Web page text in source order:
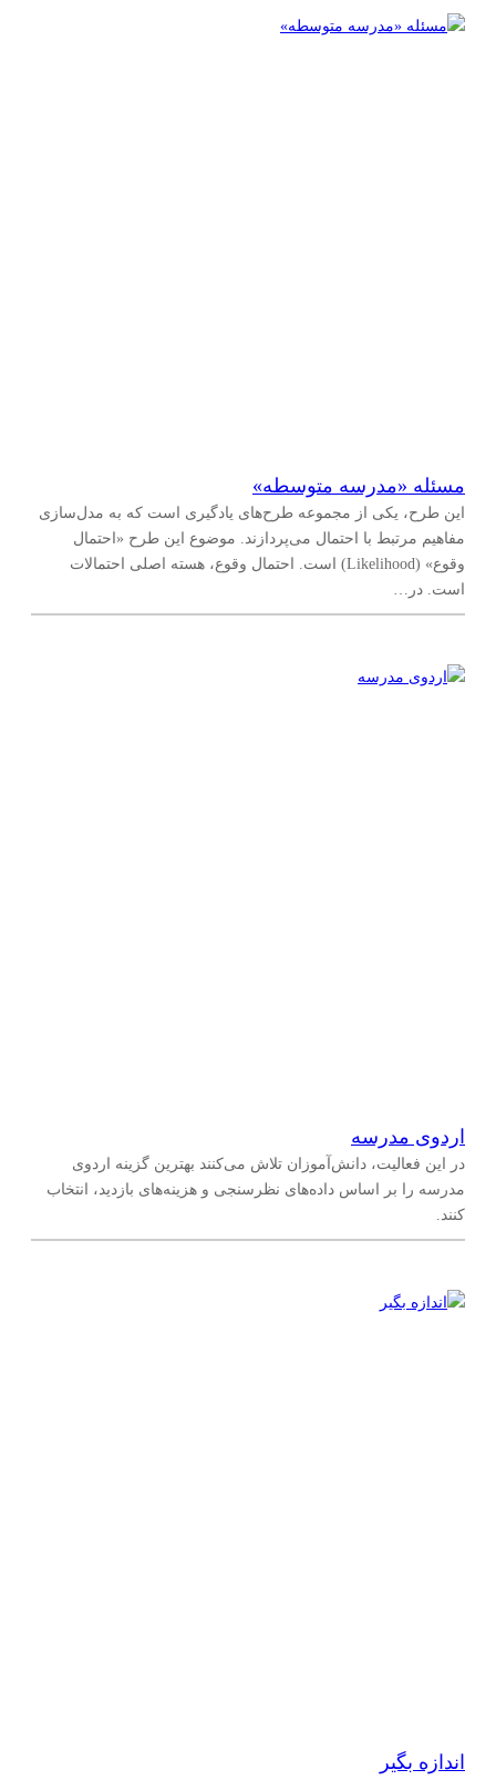
مسئله «مدرسه متوسطه»
این طرح، یکی از مجموعه طرح‌های یادگیری است که به مدل‌سازی
مفاهیم مرتبط با احتمال می‌پردازند. موضوع این طرح «احتمال
وقوع» (Likelihood) است. احتمال وقوع، هسته اصلی احتمالات
است. در…
اردوی مدرسه
در این فعالیت، دانش‌آموزان تلاش می‌کنند بهترین گزینه اردوی
مدرسه را بر اساس داده‌های نظرسنجی و هزینه‌های بازدید، انتخاب
کنند.
اندازه بگیر